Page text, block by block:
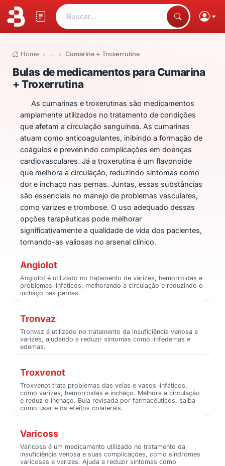
Buscar...
Home … Cumarina + Troxerrutina
Bulas de medicamentos para
Bulas de medicamentos para Cumarina
+ Troxerrutina
As cumarinas e troxerutinas são medicamentos
amplamente utilizados no tratamento de condições
que afetam a circulação sanguínea. As cumarinas
atuam como anticoagulantes, inibindo a formação de
coágulos e prevenindo complicações em doenças
cardiovasculares. Já a troxerutina é um flavonoide
que melhora a circulação, reduzindo sintomas como
dor e inchaço nas pernas. Juntas, essas substâncias
são essenciais no manejo de problemas vasculares,
como varizes e trombose. O uso adequado dessas
opções terapêuticas pode melhorar
significativamente a qualidade de vida dos pacientes,
tornando-as valiosas no arsenal clínico.
Angiolot
Angiolot é utilizado no tratamento de varizes, hemorroidas e
problemas linfáticos, melhorando a circulação e reduzindo o
inchaço nas pernas.
Tronvaz
Tronvaz é utilizado no tratamento da insuficiência venosa e
varizes, ajudando a reduzir sintomas como linfedemas e
edemas.
Troxvenot
Troxvenot trata problemas das veias e vasos linfáticos,
como varizes, hemorroidas e inchaço. Melhora a circulação
e reduz o inchaço. Bula revisada por farmacêuticos, saiba
como usar e os efeitos colaterais.
Varicoss
Varicoss é um medicamento utilizado no tratamento da
insuficiência venosa e suas complicações, como síndromes
varicosas e varizes. Ajuda a reduzir sintomas como